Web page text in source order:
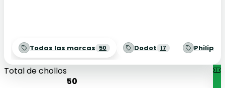
Todas las marcas 50 Dodot 17 Philips
Total de chollos
50